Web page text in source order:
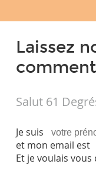
Laissez
Salut 61
Je suis
et mon email est
Et je voulais vous